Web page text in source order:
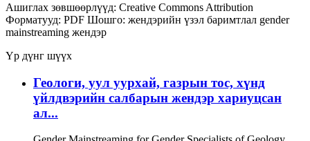
Ашиглах зөвшөөрлүүд: Creative Commons Attribution
Форматууд: PDF Шошго: жендэрийн үзэл баримтлал gender
mainstreaming жендэр
Үр дүнг шүүх
Геологи, уул уурхай, газрын тос, хүнд
үйлдвэрийн салбарын жендэр хариуцсан
ал...